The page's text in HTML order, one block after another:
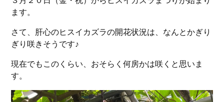
ます。
さて、肝心のヒスイカズラの開花状況は、なんとかぎり
ぎり咲きそうです♪
現在でもこのくらい、おそらく何房かは咲くと思いま
す。